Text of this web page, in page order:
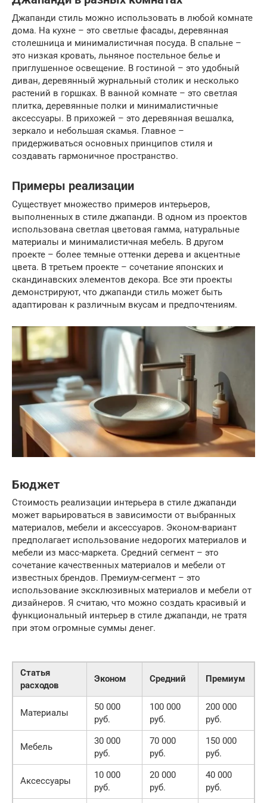
Джапанди стиль можно использовать в любой комнате
дома. На кухне – это светлые фасады, деревянная
столешница и минималистичная посуда. В спальне –
это низкая кровать, льняное постельное белье и
приглушенное освещение. В гостиной – это удобный
диван, деревянный журнальный столик и несколько
растений в горшках. В ванной комнате – это светлая
плитка, деревянные полки и минималистичные
аксессуары. В прихожей – это деревянная вешалка,
зеркало и небольшая скамья. Главное –
придерживаться основных принципов стиля и
создавать гармоничное пространство.
Примеры реализации
Существует множество примеров интерьеров,
выполненных в стиле джапанди. В одном из проектов
использована светлая цветовая гамма, натуральные
материалы и минималистичная мебель. В другом
проекте – более темные оттенки дерева и акцентные
цвета. В третьем проекте – сочетание японских и
скандинавских элементов декора. Все эти проекты
демонстрируют, что джапанди стиль может быть
адаптирован к различным вкусам и предпочтениям.
Бюджет
Стоимость реализации интерьера в стиле джапанди
может варьироваться в зависимости от выбранных
материалов, мебели и аксессуаров. Эконом-вариант
предполагает использование недорогих материалов и
мебели из масс-маркета. Средний сегмент – это
сочетание качественных материалов и мебели от
известных брендов. Премиум-сегмент – это
использование эксклюзивных материалов и мебели от
дизайнеров. Я считаю, что можно создать красивый и
функциональный интерьер в стиле джапанди, не тратя
при этом огромные суммы денег.
Статья
расходов
Эконом Средний Премиум
Материалы
50 000
руб.
100 000
руб.
200 000
руб.
Мебель
30 000
руб.
70 000
руб.
150 000
руб.
Аксессуары
10 000
руб.
20 000
руб.
40 000
руб.